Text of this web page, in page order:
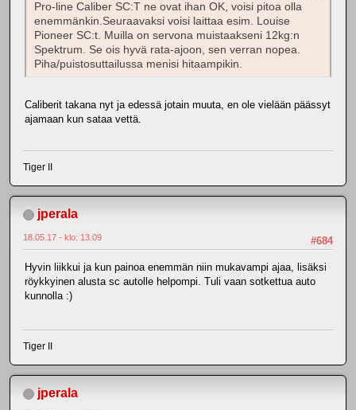
Pro-line Caliber SC:T ne ovat ihan OK, voisi pitoa olla
enemmänkin.Seuraavaksi voisi laittaa esim. Louise
Pioneer SC:t. Muilla on servona muistaakseni 12kg:n
Spektrum. Se ois hyvä rata-ajoon, sen verran nopea.
Piha/puistosuttailussa menisi hitaampikin.
Caliberit takana nyt ja edessä jotain muuta, en ole vielään päässyt
ajamaan kun sataa vettä.
Tiger II
jperala
#684
18.05.17 - klo: 13.09
Hyvin liikkui ja kun painoa enemmän niin mukavampi ajaa, lisäksi
röykkyinen alusta sc autolle helpompi. Tuli vaan sotkettua auto
kunnolla :)
Tiger II
jperala